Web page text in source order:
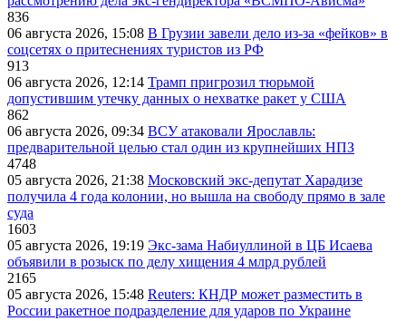
836
06 августа 2026, 15:08 В Грузии завели дело из-за «фейков» в
соцсетях о притеснениях туристов из РФ
913
06 августа 2026, 12:14 Трамп пригрозил тюрьмой
допустившим утечку данных о нехватке ракет у США
862
06 августа 2026, 09:34 ВСУ атаковали Ярославль:
предварительной целью стал один из крупнейших НПЗ
4748
05 августа 2026, 21:38 Московский экс-депутат Харадизе
получила 4 года колонии, но вышла на свободу прямо в зале
суда
1603
05 августа 2026, 19:19 Экс-зама Набиуллиной в ЦБ Исаева
объявили в розыск по делу хищения 4 млрд рублей
2165
05 августа 2026, 15:48 Reuters: КНДР может разместить в
России ракетное подразделение для ударов по Украине